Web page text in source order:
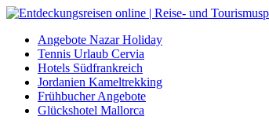
Angebote Nazar Holiday
Tennis Urlaub Cervia
Hotels Südfrankreich
Jordanien Kameltrekking
Frühbucher Angebote
Glückshotel Mallorca